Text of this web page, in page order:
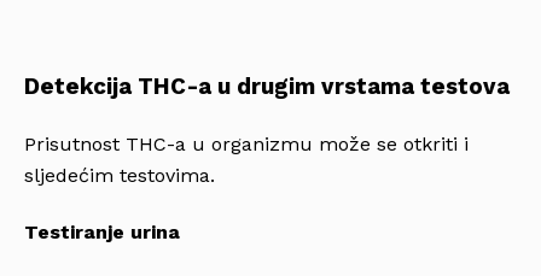
Detekcija THC-a u drugim vrstama testova
Prisutnost THC-a u organizmu može se otkriti i
sljedećim testovima.
Testiranje urina